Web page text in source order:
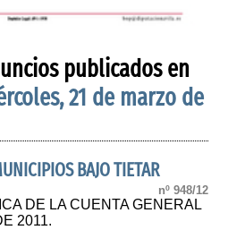
publicados en
21 de marzo de
BAJO TIETAR
nº 948/12
DE LA CUENTA GENERAL
2011.